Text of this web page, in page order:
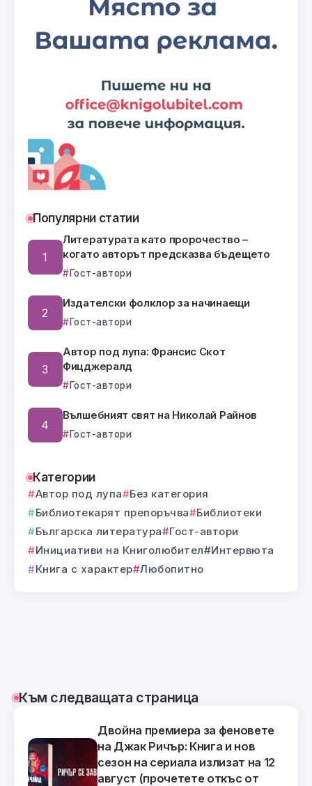
Популярни статии
Литературата като пророчество –
когато авторът предсказва бъдещето
Гост-автори
Издателски фолклор за начинаещи
Гост-автори
Автор под лупа: Франсис Скот
Фицджералд
Гост-автори
Вълшебният свят на Николай Райнов
Гост-автори
Категории
Автор под лупа
Без категория
Библиотекарят препоръчва
Библиотеки
Българска литература
Гост-автори
Инициативи на Книголюбител
Интервюта
Книга с характер Любопитно
Към следващата страница
Двойна премиера за феновете
на Джак Ричър: Книга и нов
сезон на сериала излизат на 12
август (прочетете откъс от